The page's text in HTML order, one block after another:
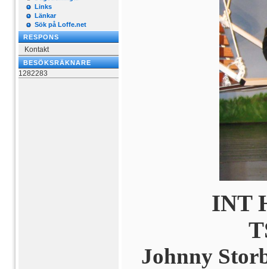
Links
Länkar
Sök på Loffe.net
RESPONS
Kontakt
BESÖKSRÄKNARE
1282283
INT
Johnny